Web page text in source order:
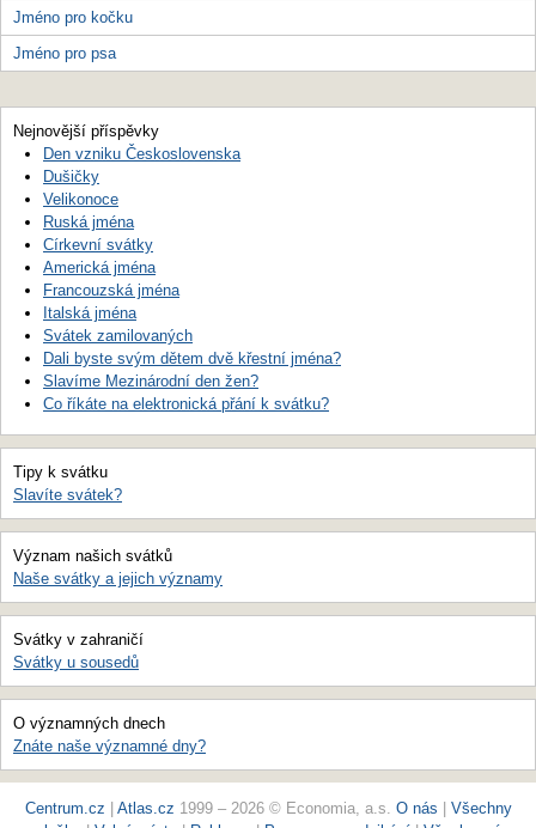
Jméno pro kočku
Jméno pro psa
Nejnovější příspěvky
Den vzniku Československa
Dušičky
Velikonoce
Ruská jména
Církevní svátky
Americká jména
Francouzská jména
Italská jména
Svátek zamilovaných
Dali byste svým dětem dvě křestní jména?
Slavíme Mezinárodní den žen?
Co říkáte na elektronická přání k svátku?
Tipy k svátku
Slavíte svátek?
Význam našich svátků
Naše svátky a jejich významy
Svátky v zahraničí
Svátky u sousedů
O významných dnech
Znáte naše významné dny?
Centrum.cz Atlas.cz 1999 – 2026 © Economia, a.s. O nás
Všechny